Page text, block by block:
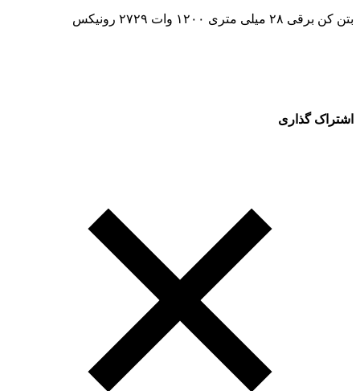
بتن کن برقی ۲۸ میلی متری ۱۲۰۰ وات ۲۷۲۹ رونیکس
اشتراک گذاری